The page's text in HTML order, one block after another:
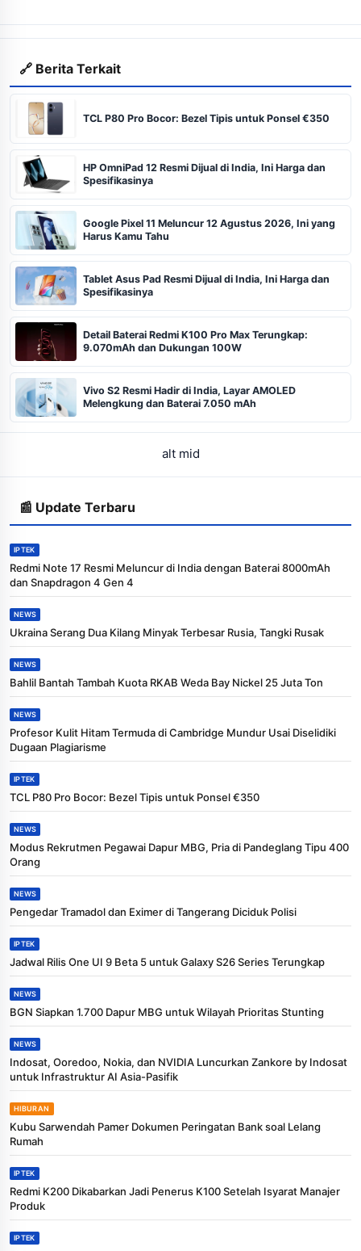
🔗 Berita Terkait
TCL P80 Pro Bocor: Bezel Tipis untuk Ponsel €350
HP OmniPad 12 Resmi Dijual di India, Ini Harga dan
Spesifikasinya
Google Pixel 11 Meluncur 12 Agustus 2026, Ini yang
Harus Kamu Tahu
Tablet Asus Pad Resmi Dijual di India, Ini Harga dan
Spesifikasinya
Detail Baterai Redmi K100 Pro Max Terungkap:
9.070mAh dan Dukungan 100W
Vivo S2 Resmi Hadir di India, Layar AMOLED
Melengkung dan Baterai 7.050 mAh
alt mid
📰 Update Terbaru
IPTEK
Redmi Note 17 Resmi Meluncur di India dengan Baterai 8000mAh
dan Snapdragon 4 Gen 4
NEWS
Ukraina Serang Dua Kilang Minyak Terbesar Rusia, Tangki Rusak
NEWS
Bahlil Bantah Tambah Kuota RKAB Weda Bay Nickel 25 Juta Ton
NEWS
Profesor Kulit Hitam Termuda di Cambridge Mundur Usai Diselidiki
Dugaan Plagiarisme
IPTEK
TCL P80 Pro Bocor: Bezel Tipis untuk Ponsel €350
NEWS
Modus Rekrutmen Pegawai Dapur MBG, Pria di Pandeglang Tipu 400
Orang
NEWS
Pengedar Tramadol dan Eximer di Tangerang Diciduk Polisi
IPTEK
Jadwal Rilis One UI 9 Beta 5 untuk Galaxy S26 Series Terungkap
NEWS
BGN Siapkan 1.700 Dapur MBG untuk Wilayah Prioritas Stunting
NEWS
Indosat, Ooredoo, Nokia, dan NVIDIA Luncurkan Zankore by Indosat
untuk Infrastruktur AI Asia-Pasifik
HIBURAN
Kubu Sarwendah Pamer Dokumen Peringatan Bank soal Lelang
Rumah
IPTEK
Redmi K200 Dikabarkan Jadi Penerus K100 Setelah Isyarat Manajer
Produk
IPTEK